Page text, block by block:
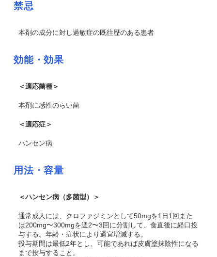
禁忌
本剤の成分に対し過敏症の既往歴のある患者
効能・効果
＜適応菌種＞
本剤に感性のらい菌
＜適応症＞
ハンセン病
用法・容量
＜ハンセン病（多菌型）＞
通常成人には、クロファジミンとして50mgを1日1回また
は200mg〜300mgを週2〜3回に分割して、食直後に経口投
与する。年齢・症状により適宜増減する。
投与期間は最低2年とし、可能であれば皮膚塗抹陰性になる
まで投与すること。